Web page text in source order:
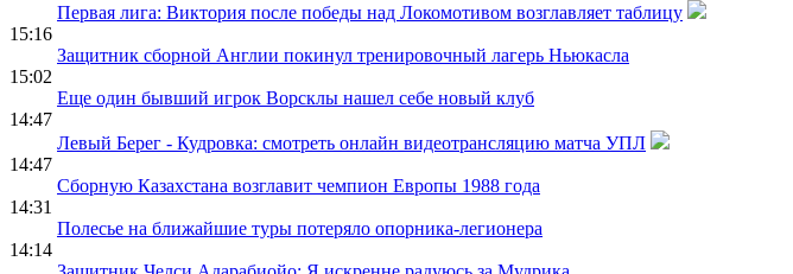
Первая лига: Виктория после победы над Локомотивом возглавляет таблицу
15:16
Защитник сборной Англии покинул тренировочный лагерь Ньюкасла
15:02
Еще один бывший игрок Ворсклы нашел себе новый клуб
14:47
Левый Берег - Кудровка: смотреть онлайн видеотрансляцию матча УПЛ
14:47
Сборную Казахстана возглавит чемпион Европы 1988 года
14:31
Полесье на ближайшие туры потеряло опорника-легионера
14:14